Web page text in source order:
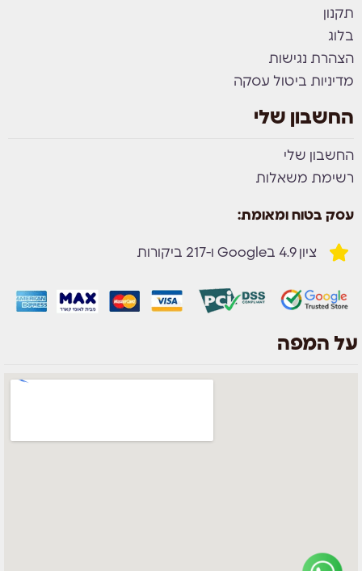
תקנון
בלוג
הצהרת נגישות
מדיניות ביטול עסקה
החשבון שלי
החשבון שלי
רשימת משאלות
עסק בטוח ומאומת:
ציון 4.9 בGoogle ו-217 ביקורות
על המפה